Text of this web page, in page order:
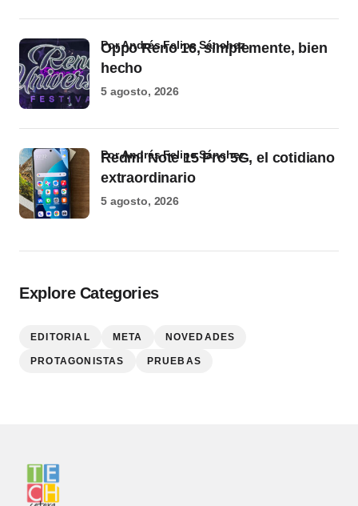
Oppo Reno 16, simplemente, bien
hecho
por Andrés Felipe Sánchez
5 agosto, 2026
Redmi Note 15 Pro 5G, el cotidiano
extraordinario
por Andrés Felipe Sánchez
5 agosto, 2026
Explore Categories
EDITORIAL META NOVEDADES
PROTAGONISTAS PRUEBAS